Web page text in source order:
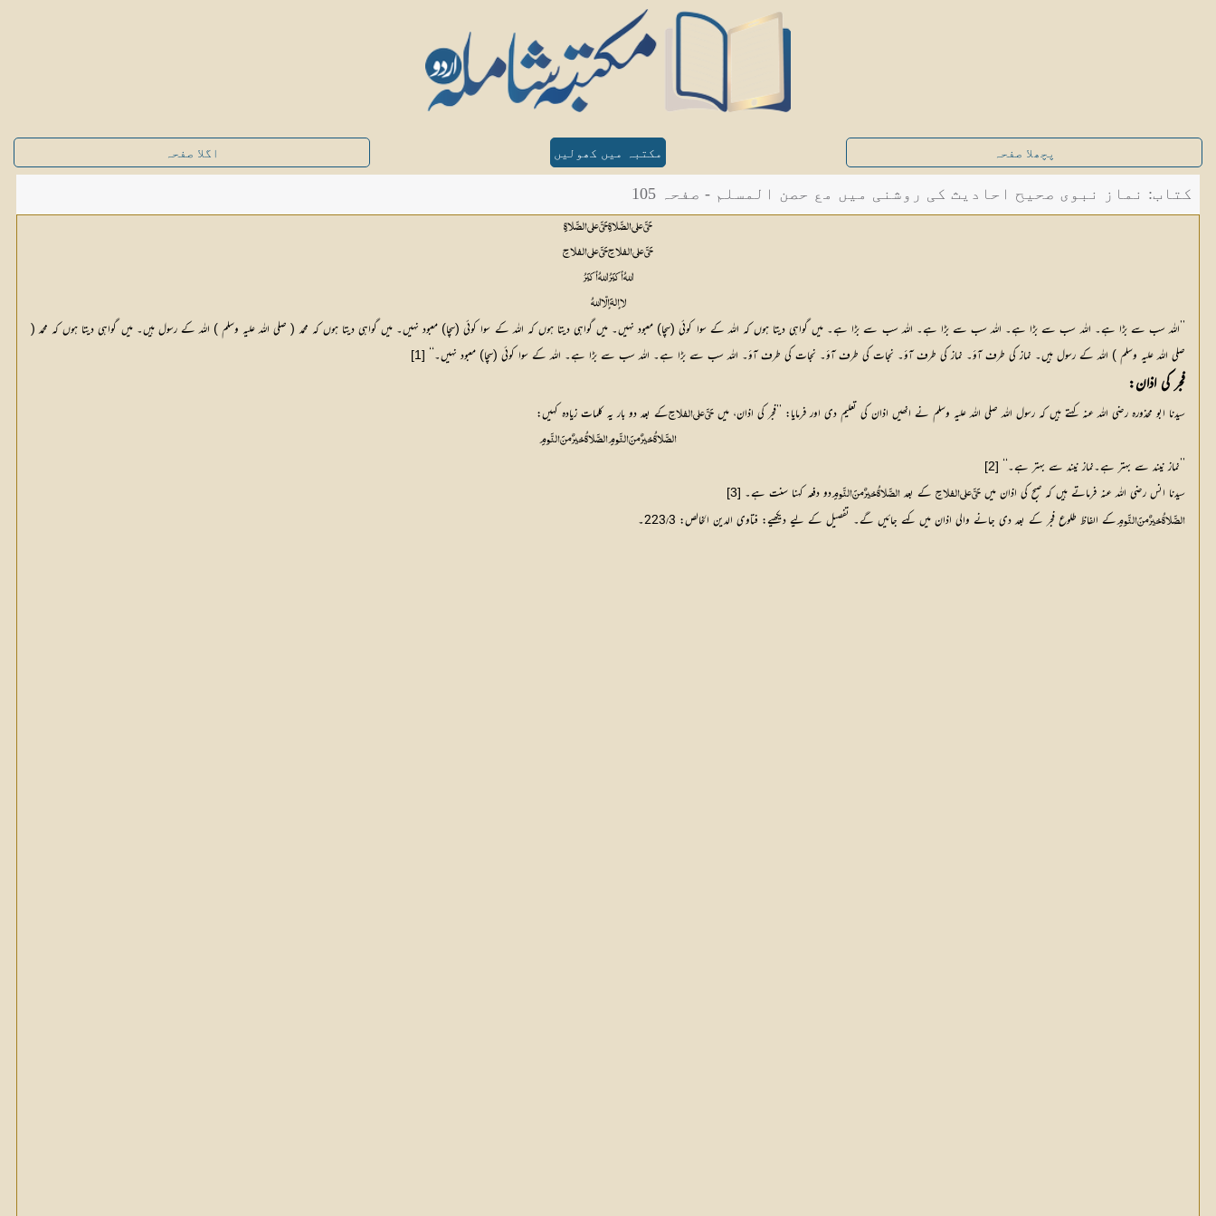
پچھلا صفحہ مکتبہ میں کھولیں اگلا صفحہ
کتاب: نماز نبوی صحیح احادیث کی روشنی میں مع حصن المسلم - صفحہ 105
حَيَّ على الصَّلاةِ 	حَيَّ على الصَّلاةِ
حَيَّ على الفلاحِ 	حَيَّ على الفلاحِ
اللهُ أكبَرُ		 اللهُ أكبَرُ
لا إلهَ إلّا اللهُ
’’اللہ سب سے بڑا ہے۔ اللہ سب سے بڑا ہے۔ اللہ سب سے بڑا ہے۔ اللہ سب سے بڑا ہے۔ میں گواہی دیتا ہوں کہ اللہ کے سوا کوئی (سچا) معبود نہیں۔ میں گواہی دیتا ہوں کہ اللہ کے سوا کوئی (سچا) معبود نہیں۔ میں گواہی دیتا ہوں کہ محمد ( صلی اللہ علیہ وسلم ) اللہ کے رسول ہیں۔ میں گواہی دیتا ہوں کہ محمد (
صلی اللہ علیہ وسلم ) اللہ کے رسول ہیں۔ نماز کی طرف آؤ۔ نماز کی طرف آؤ۔ نجات کی طرف آؤ۔ نجات کی طرف آؤ۔ اللہ سب سے بڑا ہے۔ اللہ سب سے بڑا ہے۔ اللہ کے سوا کوئی (سچا) معبود نہیں۔‘‘
[1]
فجر کی اذان:
سیدنا ابو محذورہ رضی اللہ عنہ کہتے ہیں کہ رسول اللہ صلی اللہ علیہ وسلم نے انھیں اذان کی تعلیم دی اور فرمایا: ’’فجر کی اذان، میں حَيَّ على الفلاحِ کے بعد دو بار یہ کلمات زیادہ کہیں:
الصَّلاةُ خيرٌ منَ النَّومِ	 الصَّلاةُ خيرٌ منَ النَّومِ
’’نماز نیند سے بہتر ہے۔نماز نیند سے بہتر ہے۔‘‘ [2]
سیدنا انس رضی اللہ عنہ فرماتے ہیں کہ صبح کی اذان میں حَيَّ على الفلاحِ کے بعد الصَّلاةُ خيرٌ منَ النَّومِ دو دفعہ کہنا سنت ہے۔ [3]
الصَّلاةُ خيرٌ منَ النَّومِکے الفاظ طلوع فجر کے بعد دی جانے والی اذان میں کہے جائیں گے۔ تفصیل کے لیے دیکھیے: فتاوی الدین الخالص: 223 /3۔